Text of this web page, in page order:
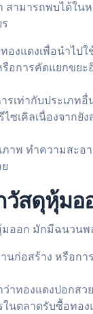
สามารถพบได้ใน
งแดงเพื่อนำไป
อการคัดแยกขยะ
รเท่ากับประเภท
ซเคิลเนื่องจากยั
พ ทำความสะอา
วัสดุหุ้มอ
มออก มักมีฉนวน
ก่อสร้าง หรือกา
าทองแดงปอกสว
นตลาดรับซื้อทอง